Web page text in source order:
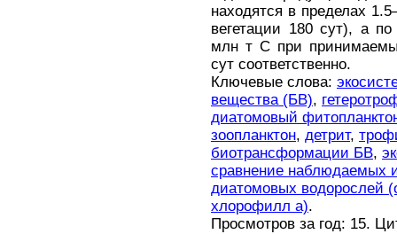
находятся в пределах
вегетации 180 сут), а
млн т С при
сут соответственно.
Ключевые слова:
вещества (БВ),
диатомовый
зоопланктон, детрит,
биотрансформации БВ,
сравнение наблюдаемых
диатомовых водорослей
хлорофилл а).
Просмотров за год: 15.